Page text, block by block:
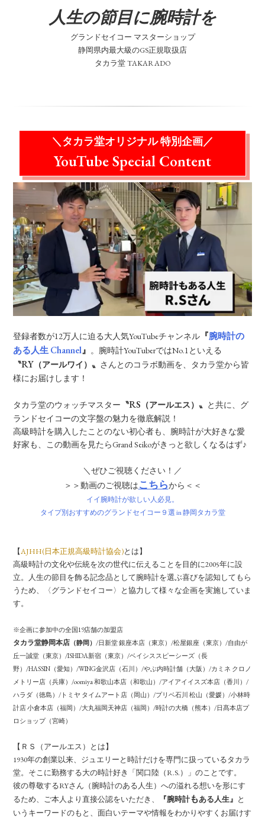
人生の節目に腕時計を
グランドセイコー マスターショップ
静岡県内最大級のGS正規取扱店
タカラ堂 TAKARADO
＼タカラ堂オリジナル 特別企画／
YouTube Special Content
登録者数が12万人に迫る大人気YouTubeチャンネル 『腕時計の
ある人生 Channel』 。腕時計YouTuberではNo.1といえる
〝RY （アールワイ）〟 さんとのコラボ動画を、タカラ堂から皆
様にお届けします！
タカラ堂のウォッチマスター 〝RS （アールエス）〟 と共に、グ
ランドセイコーの文字盤の魅力を徹底解説！
高級時計を購入したことのない初心者も、腕時計が大好きな愛
好家も、この動画を見たらGrand Seikoがきっと欲しくなるはず♪
＼ぜひご視聴ください！／
＞＞動画のご視聴はこちらから＜＜
イイ腕時計が欲しい人必見。
タイプ別おすすめのグランドセイコー９選 in 静岡タカラ堂
【AJHH(日本正規高級時計協会)とは】
高級時計の文化や伝統を次の世代に伝えることを目的に2005年に設
立。人生の節目を飾る記念品として腕時計を選ぶ喜びを認知してもら
うため、〈グランドセイコー〉と協力して様々な企画を実施していま
す。
※企画に参加中の全国19店舗の加盟店
タカラ堂静岡本店 （静岡）/日新堂 銀座本店（東京）/松屋銀座（東京）/自由が
丘一誠堂（東京）/ISHIDA新宿（東京）/ベイシススピーシーズ（長
野）/HASSIN（愛知）/WING金沢店（石川）/やぶ内時計舗（大阪）/カミネ クロノ
メトリー店（兵庫）/oomiya 和歌山本店（和歌山）/アイアイイスズ本店（香川）/
ハラダ（徳島）/トミヤ タイムアート店（岡山）/プリベ石川 松山（愛媛）/小林時
計店 小倉本店（福岡）/大丸福岡天神店（福岡）/時計の大橋（熊本）/日髙本店プ
ロショップ（宮崎）
【ＲＳ（アールエス）とは】
1930年の創業以来、ジュエリーと時計だけを専門に扱っているタカラ
堂。そこに勤務する大の時計好き「関口陸（R.S.）」のことです。
彼の尊敬するRYさん（腕時計のある人生）への溢れる想いを形にす
るため、ご本人より直接公認をいただき、
『腕時計もある人生』 と
いうキーワードのもと、面白いテーマや情報をわかりやすくお届けす